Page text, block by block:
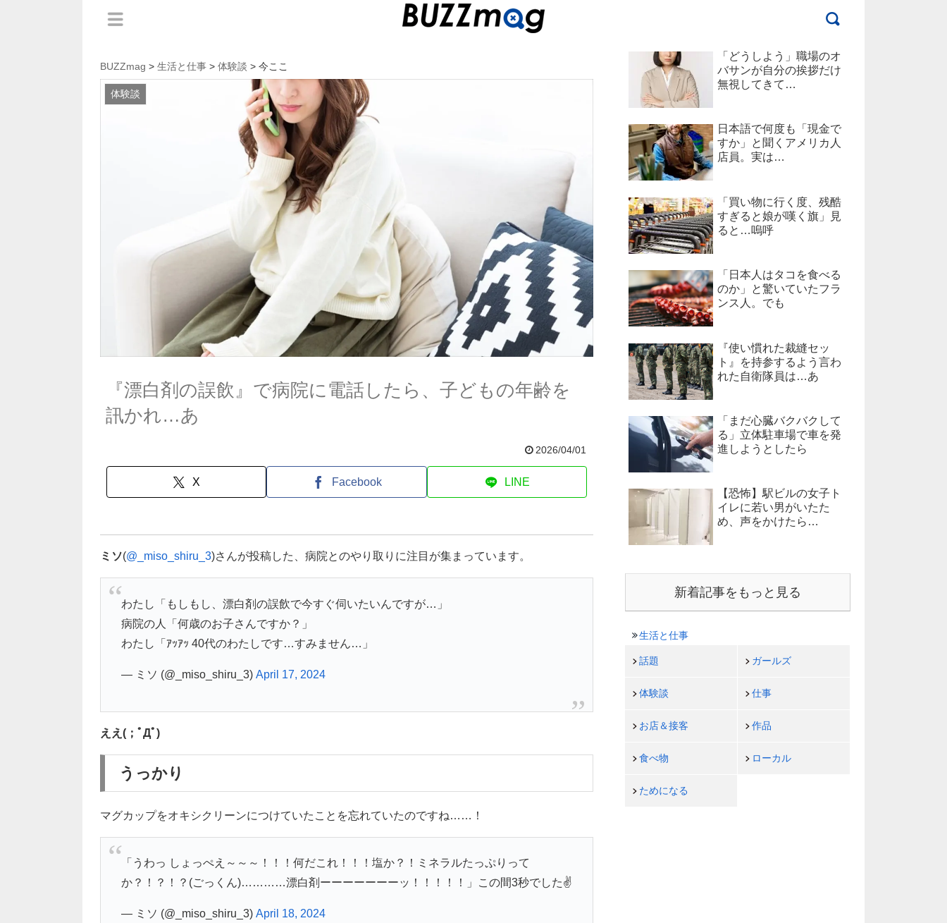
BUZZmag > 生活と仕事 > 体験談 > 今ここ
体験談
『漂白剤の誤飲』で病院に電話したら、子どもの年齢を
訊かれ…あ
2026/04/01
X Facebook LINE
ミソ(@_miso_shiru_3)さんが投稿した、病院とのやり取りに注目が集まっています。
わたし「もしもし、漂白剤の誤飲で今すぐ伺いたいんですが…」
病院の人「何歳のお子さんですか？」
わたし「ｱｯｱｯ 40代のわたしです…すみません…」
— ミソ (@_miso_shiru_3) April 17, 2024
ええ(；ﾟДﾟ)
うっかり
マグカップをオキシクリーンにつけていたことを忘れていたのですね……！
「うわっ しょっぺえ～～～！！！何だこれ！！！塩か？！ミネラルたっぷりって
か？！？！？(ごっくん)…………漂白剤ーーーーーーーッ！！！！！」この間3秒でした✌️
— ミソ (@_miso_shiru_3) April 18, 2024
「どうしよう」職場のオ
バサンが自分の挨拶だけ
無視してきて…
日本語で何度も「現金で
すか」と聞くアメリカ人
店員。実は…
「買い物に行く度、残酷
すぎると娘が嘆く旗」見
ると…嗚呼
「日本人はタコを食べる
のか」と驚いていたフラ
ンス人。でも
『使い慣れた裁縫セッ
ト』を持参するよう言わ
れた自衛隊員は…あ
「まだ心臓バクバクして
る」立体駐車場で車を発
進しようとしたら
【恐怖】駅ビルの女子ト
イレに若い男がいたた
め、声をかけたら…
新着記事をもっと見る
生活と仕事
話題 ガールズ
体験談 仕事
お店＆接客 作品
食べ物 ローカル
ためになる